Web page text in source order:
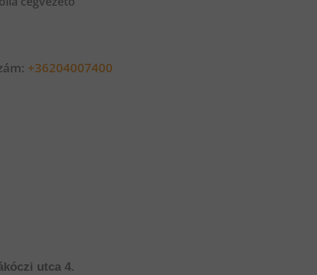
+36204007400
utca 4.